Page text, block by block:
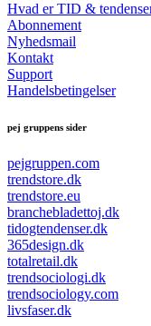
Hvad er TID &
Abonnement
Nyhedsmail
Kontakt
Support
Handelsbetingelser
pej gruppens sider
pejgruppen.com
trendstore.dk
trendstore.eu
branchebladettoj.dk
tidogtendenser.dk
365design.dk
totalretail.dk
trendsociologi.dk
trendsociology.com
livsfaser.dk